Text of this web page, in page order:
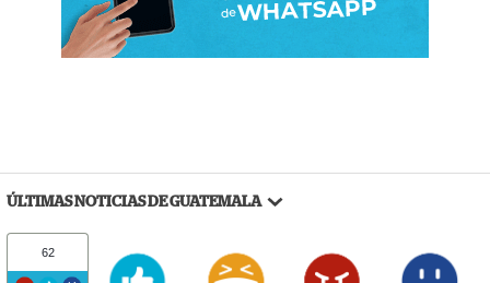
ÚLTIMAS NOTICIAS DE GUATEMALA
62